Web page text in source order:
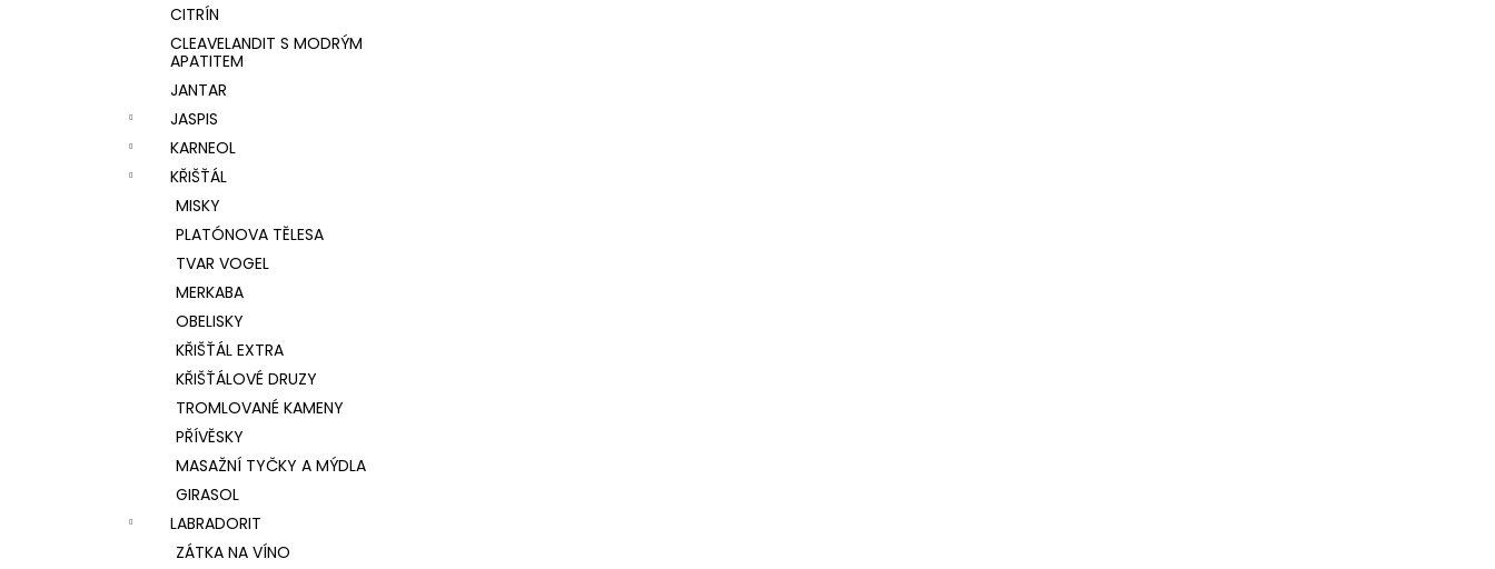
CITRÍN
CLEAVELANDIT S MODRÝM
APATITEM
JANTAR
JASPIS
KARNEOL
KŘIŠŤÁL
MISKY
PLATÓNOVA TĚLESA
TVAR VOGEL
MERKABA
OBELISKY
KŘIŠŤÁL EXTRA
KŘIŠŤÁLOVÉ DRUZY
TROMLOVANÉ KAMENY
PŘÍVĚSKY
MASAŽNÍ TYČKY A MÝDLA
GIRASOL
LABRADORIT
ZÁTKA NA VÍNO